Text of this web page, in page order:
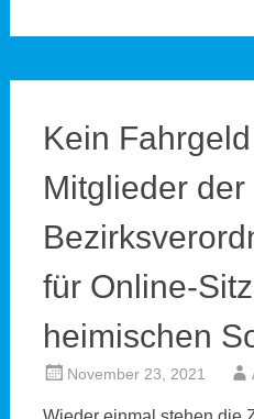
Kein
Mitglieder der
für Online-
heimischen
November 23, 2021